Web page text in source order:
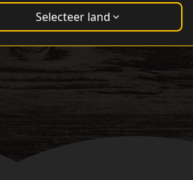
Selecteer land